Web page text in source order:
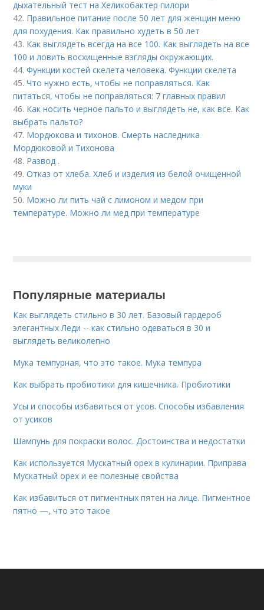
дыхательный тест на Хеликобактер пилори
42. Правильное питание после 50 лет для женщин меню
для похудения. Как правильно худеть в 50 лет
43. Как выглядеть всегда на все 100. Как выглядеть на все
100 и ловить восхищенные взгляды окружающих.
44.Функции костей скелета человека. Функции скелета
45.Что нужно есть, чтобы не поправляться. Как
питаться, чтобы не поправляться: 7 главных правил
46. Как носить черное пальто и выглядеть не, как все. Как
выбрать пальто?
47. Мордюкова и тихонов. Смерть наследника
Мордюковой и Тихонова
48. Развод .
49.Отказ от хлеба. Хлеб и изделия из белой очищенной
муки
50. Можно ли пить чай с лимоном и медом при
температуре. Можно ли мед при температуре
Популярные материалы
Как выглядеть стильно в 30 лет. Базовый гардероб
элегантных Леди -- как стильно одеваться в 30 и
выглядеть великолепно
Мука темпурная, что это такое. Мука темпура
Как выбрать пробиотики для кишечника. Пробиотики
Усы и способы избавиться от усов. Способы избавления
от усиков
Шампунь для покраски волос. Достоинства и недостатки
Как используется Мускатный орех в кулинарии. Приправа
Мускатный орех и ее полезные свойства
Как избавиться от пигментных пятен на лице. Пигментное
пятно —, что это такое